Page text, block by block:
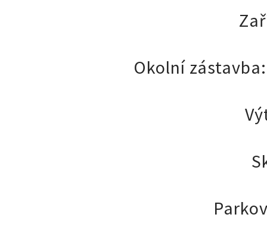
Okolní